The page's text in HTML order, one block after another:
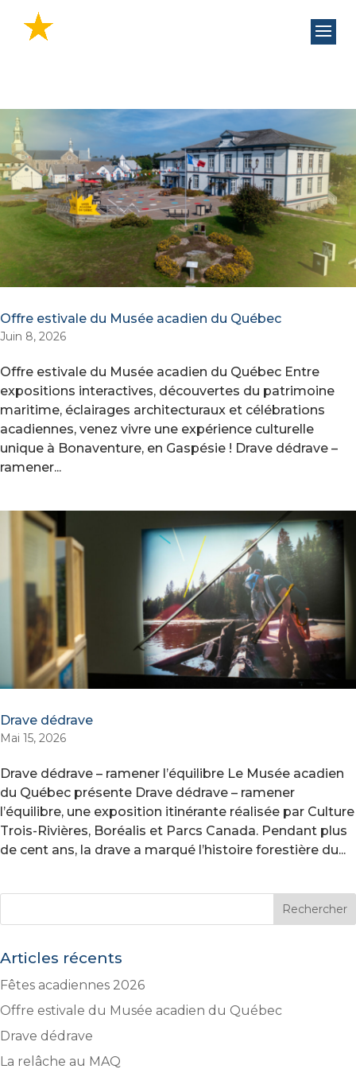
Offre estivale du Musée acadien du Québec
Juin 8, 2026
Offre estivale du Musée acadien du Québec Entre
expositions interactives, découvertes du patrimoine
maritime, éclairages architecturaux et célébrations
acadiennes, venez vivre une expérience culturelle
unique à Bonaventure, en Gaspésie ! Drave dédrave –
ramener...
Drave dédrave
Mai 15, 2026
Drave dédrave – ramener l’équilibre Le Musée acadien
du Québec présente Drave dédrave – ramener
l’équilibre, une exposition itinérante réalisée par Culture
Trois-Rivières, Boréalis et Parcs Canada. Pendant plus
de cent ans, la drave a marqué l’histoire forestière du...
Articles récents
Fêtes acadiennes 2026
Offre estivale du Musée acadien du Québec
Drave dédrave
La relâche au MAQ